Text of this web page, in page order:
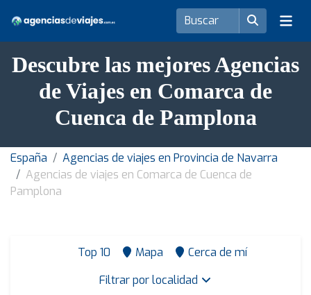
Descubre las mejores Agencias
de Viajes en Comarca de
Cuenca de Pamplona
España
Agencias de viajes en Provincia de Navarra
Agencias de viajes en Comarca de Cuenca de
Pamplona
Top 10 Mapa
Cerca de mí
Filtrar por localidad